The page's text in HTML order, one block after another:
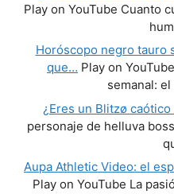
Play on YouTube Cuanto
Horóscopo negro tauro
que… Play on
semanal:
¿Eres un Blitzø
personaje de helluva
Aupa Athletic Video: el
Play on YouTube La